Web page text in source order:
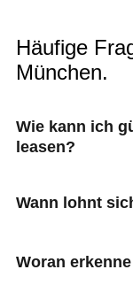
Häufige
München.
Wie kann ich
leasen?
Wann lohnt
Woran